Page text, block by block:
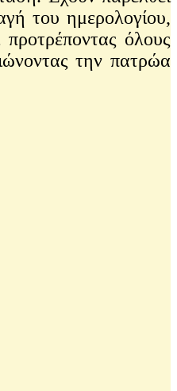
του ημερολογίου,
όλους
την πατρώα